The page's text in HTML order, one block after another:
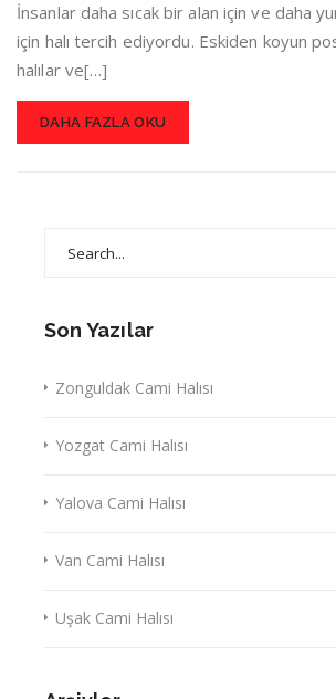
İnsanlar daha sıcak bir alan için ve daha
için halı tercih ediyordu. Eskiden koyun
halılar ve[…]
DAHA FAZLA OKU
Son Yazılar
Zonguldak Cami Halısı
Yozgat Cami Halısı
Yalova Cami Halısı
Van Cami Halısı
Uşak Cami Halısı